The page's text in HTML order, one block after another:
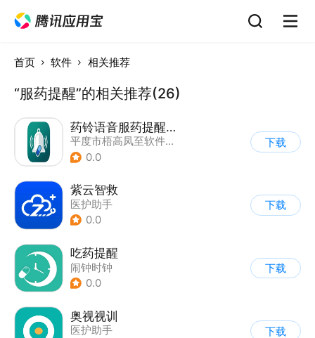
首页 软件 相关推荐
“服药提醒”的相关推荐(26)
药铃语音服药提醒软件
平度市梧高凤至软件技术开发所
0.0
下载
紫云智救
医护助手
0.0
下载
吃药提醒
闹钟时钟
0.0
下载
奥视视训
医护助手
下载